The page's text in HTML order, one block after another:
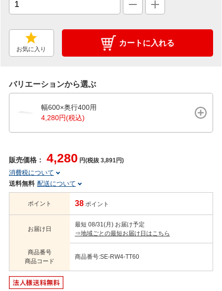
お気に入り
カートに入れる
バリエーションから選ぶ
幅600×奥行400用
4,280円(税込)
販売価格： 4,280 円(税抜 3,891円)
消費税について
送料無料 配送について
ポイント 38 ポイント
お届け日
最短 08/31(月) お届け予定
⇒地域ごとの最短お届け日はこちら
商品番号
商品コード
商品番号:SE-RW4-TT60